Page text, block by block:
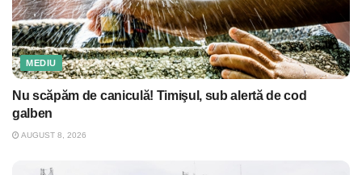
MEDIU
Nu scăpăm de caniculă! Timişul, sub alertă de cod
galben
AUGUST 8, 2026